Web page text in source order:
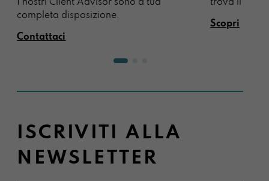
I nostri Client Advisor sono a tua
completa disposizione.
Contattaci
trova il
Scopri
ISCRIVITI ALLA
NEWSLETTER